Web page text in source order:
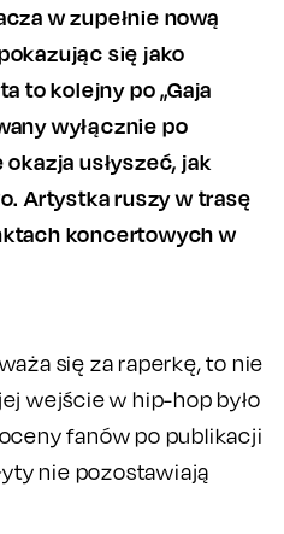
w zupełnie nową
się jako
to kolejny po „Gaja
wyłącznie po
usłyszeć, jak
Artystka ruszy w trasę
koncertowych w
się za raperkę, to nie
wejście w hip-hop było
fanów po publikacji
nie pozostawiają